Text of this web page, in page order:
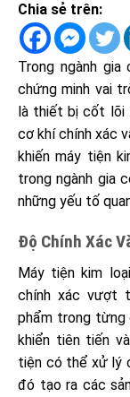
Chia sẻ trên:
Trong ngành
chứng minh vai
là thiết bị cốt lõi
cơ khí chính xác
khiến máy tiện
trong ngành gia
những yếu tố
Độ Chính Xác
Máy tiện kim
chính xác vượt
phẩm trong từng
khiển tiên tiến
tiện có thể xử lý
đó tạo ra các